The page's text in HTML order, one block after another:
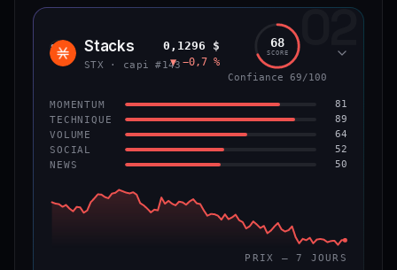
CAP. MARCHÉ VOLUME 24 H
VAR. 7 J VAR. 30 J
−9,9 %
VS ATH
−55,9 %
CONFIANCE 66/100
02
STX Stacks
STX · capi #143
0,1296 $
▼ −0,7 %
68
SCORE
Confiance 69/100
MOMENTUM 81
TECHNIQUE 89
VOLUME 64
SOCIAL 52
NEWS 50
PRIX — 7 JOURS